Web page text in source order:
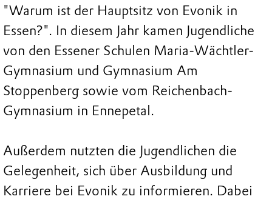
"Warum ist der Hauptsitz von Evonik in
Essen?". In diesem Jahr kamen Jugendliche
von den Essener Schulen Maria-Wächtler-
Gymnasium und Gymnasium Am
Stoppenberg sowie vom Reichenbach-
Gymnasium in Ennepetal.
Außerdem nutzten die Jugendlichen die
Gelegenheit, sich über Ausbildung und
Karriere bei Evonik zu informieren. Dabei